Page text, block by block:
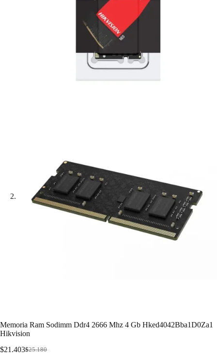
Memoria Ram Sodimm Ddr4 2666 Mhz 4 Gb Hked4042Bba1D0Za1
Hikvision
$25.180
$21.403